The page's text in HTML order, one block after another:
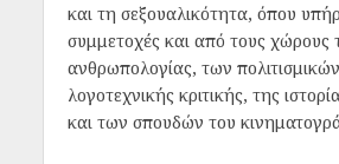
και τη σεξουαλικότητα, όπου
συμμετοχές και από τους χώρους
ανθρωπολογίας, των
λογοτεχνικής κριτικής, της
και των σπουδών του